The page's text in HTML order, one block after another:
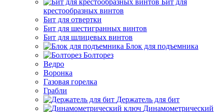
Бит для
крестообразных винтов
Бит для отвертки
Бит для шестигранных винтов
Бит для шлицевых винтов
Блок для подъемника
Болторез
Ведро
Воронка
Газовая горелка
Грабли
Держатель для бит
Динамометрический